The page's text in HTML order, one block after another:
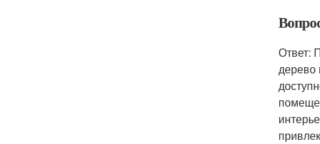
Ответ:
дерево